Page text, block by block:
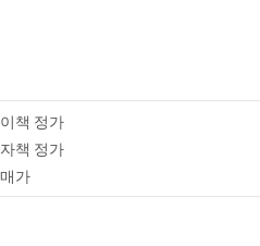
책 정가
책 정가
가